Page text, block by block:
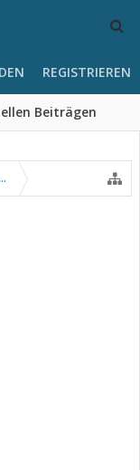
Beiträgen
REGISTRIEREN